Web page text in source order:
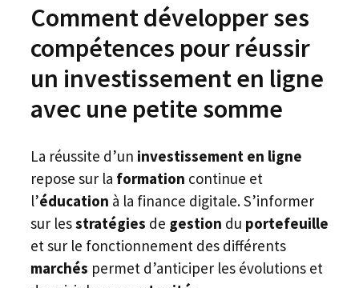
Comment développer ses
compétences pour réussir
un investissement en ligne
avec une petite somme
La réussite d’un investissement en ligne
repose sur la formation continue et
l’éducation à la finance digitale. S’informer
sur lesstratégies de gestion du portefeuille
et sur le fonctionnement des différents
marchés permet d’anticiper les évolutions et